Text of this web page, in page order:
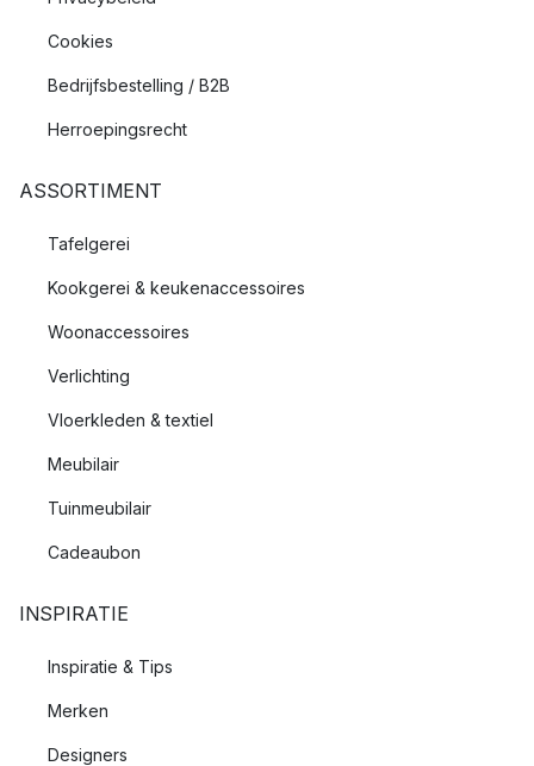
Cookies
Bedrijfsbestelling / B2B
Herroepingsrecht
ASSORTIMENT
Tafelgerei
Kookgerei & keukenaccessoires
Woonaccessoires
Verlichting
Vloerkleden & textiel
Meubilair
Tuinmeubilair
Cadeaubon
INSPIRATIE
Inspiratie & Tips
Merken
Designers